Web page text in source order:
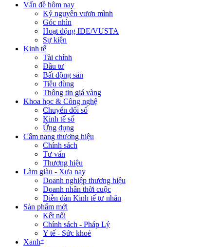
Vấn đề hôm nay
Kỷ nguyên vươn mình
Góc nhìn
Hoạt động IDE/VUSTA
Sự kiện
Kinh tế
Tài chính
Đầu tư
Bất động sản
Tiêu dùng
Thông tin giá vàng
Khoa học & Công nghệ
Chuyển đổi số
Kinh tế số
Ứng dụng
Cẩm nang thương hiệu
Chính sách
Tư vấn
Thương hiệu
Làm giàu - Xưa nay
Doanh nghiệp thương hiệu
Doanh nhân thời cuộc
Diễn đàn Kinh tế tư nhân
Sản phẩm mới
Kết nối
Chính sách - Pháp Lý
Y tế - Sức khoẻ
Xanh+